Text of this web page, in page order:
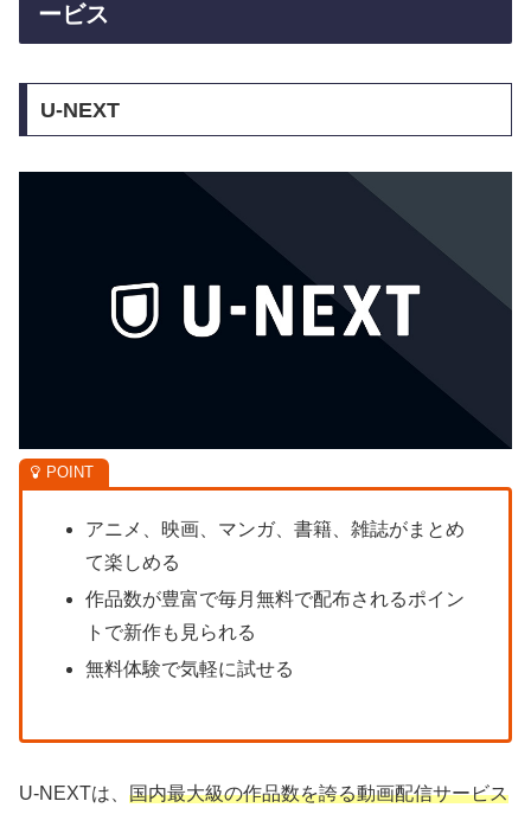
ービス
U-NEXT
アニメ、映画、マンガ、書籍、雑誌がまとめ
て楽しめる
作品数が豊富で毎月無料で配布されるポイン
トで新作も見られる
無料体験で気軽に試せる
U-NEXTは、 国内最大級の作品数を誇る動画配信サービス